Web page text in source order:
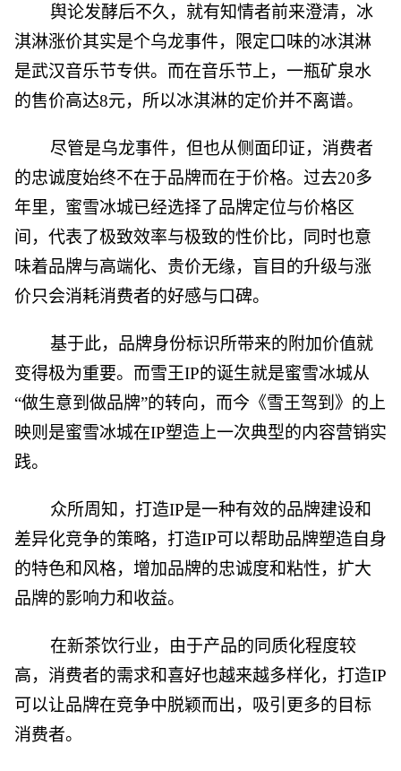
舆论发酵后不久，就有知情者前来澄清，冰
淇淋涨价其实是个乌龙事件，限定口味的冰淇淋
是武汉音乐节专供。而在音乐节上，一瓶矿泉水
的售价高达8元，所以冰淇淋的定价并不离谱。
尽管是乌龙事件，但也从侧面印证，消费者
的忠诚度始终不在于品牌而在于价格。过去20多
年里，蜜雪冰城已经选择了品牌定位与价格区
间，代表了极致效率与极致的性价比，同时也意
味着品牌与高端化、贵价无缘，盲目的升级与涨
价只会消耗消费者的好感与口碑。
基于此，品牌身份标识所带来的附加价值就
变得极为重要。而雪王IP的诞生就是蜜雪冰城从
“做生意到做品牌”的转向，而今《雪王驾到》的上
映则是蜜雪冰城在IP塑造上一次典型的内容营销实
践。
众所周知，打造IP是一种有效的品牌建设和
差异化竞争的策略，打造IP可以帮助品牌塑造自身
的特色和风格，增加品牌的忠诚度和粘性，扩大
品牌的影响力和收益。
在新茶饮行业，由于产品的同质化程度较
高，消费者的需求和喜好也越来越多样化，打造IP
可以让品牌在竞争中脱颖而出，吸引更多的目标
消费者。